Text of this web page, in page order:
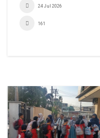
24 Jul 2026
161